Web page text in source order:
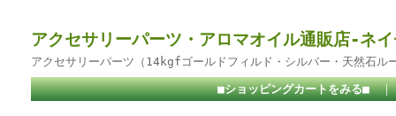
アクセサリーパーツ・アロマオイル通販店-ネ
アクセサリーパーツ（14kgfゴールドフィルド・シルバー・天然石ル
■ショッピングカートをみる■